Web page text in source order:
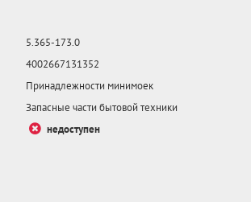
5.365-173.0
4002667131352
Принадлежности минимоек
Запасные части бытовой техники
недоступен